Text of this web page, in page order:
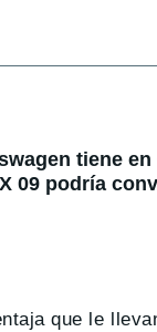
tiene
09 podría
que le